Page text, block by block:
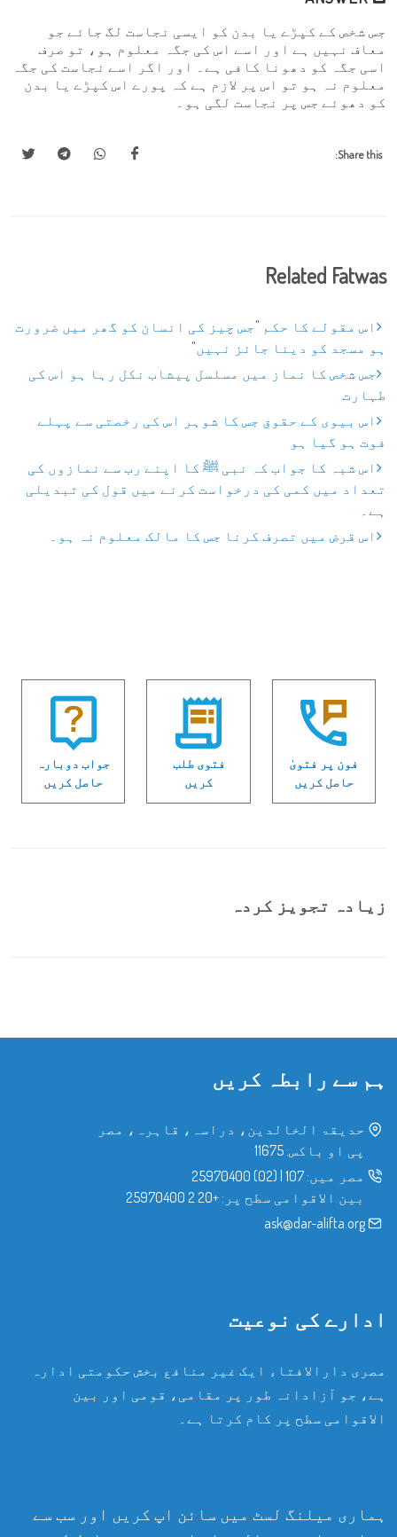
جس شخص کے کپڑے یا بدن کو ایسی نجاست لگ جائے جو
معاف نہیں ہے اور اسے اس کی جگہ معلوم ہو، تو صرف
اسی جگہ کو دھونا کافی ہے۔ اور اگر اسے نجاست کی جگہ
معلوم نہ ہو تو اس پر لازم ہے کہ پورے اس کپڑے یا بدن
کو دھوئے جس پر نجاست لگی ہو۔
Share this:
Related Fatwas
اس مقولے کا حکم "جس چیز کی انسان کو گھر میں ضرورت
ہو مسجد کو دینا جائز نہیں"
جس شخص کا نماز میں مسلسل پیشاب نکل رہا ہو اس کی
طہارت
اس بیوی کے حقوق جس کا شوہر اس کی رخصتی سے پہلے
فوت ہو گیا ہو
اس شبہ کا جواب کہ نبی ﷺ کا اپنے رب سے نمازوں کی
تعداد میں کمی کی درخواست کرنے میں قول کی تبدیلی
ہے۔
اس قرض میں تصرف کرنا جس کا مالک معلوم نہ ہو۔
فون پر فتویٰ
حاصل کریں
فتوی طلب
کریں
جواب دوبارہ
حاصل کریں
زیادہ تجویز کردہ
ہم سے رابطہ کریں
حدیقۃ الخالدین، دراسہ، قاہرہ، مصر
پی او باکس: 11675
مصر میں: 107
|
(02) 25970400
بین الاقوامی سطح پر: +20 2 25970400
ask@dar-alifta.org
ادارے کی نوعیت
مصری دارالافتاء ایک غیر منافع بخش حکومتی ادارہ
ہے، جو آزادانہ طور پر مقامی، قومی اور بین
الاقوامی سطح پر کام کرتا ہے۔
ہماری میلنگ لسٹ میں سائن اپ کریں اور سب سے